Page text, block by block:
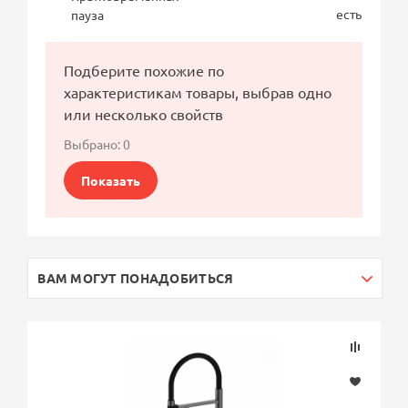
пауза
есть
Подберите похожие по
характеристикам товары, выбрав одно
или несколько свойств
Выбрано:0
Показать
ВАМ МОГУТ ПОНАДОБИТЬСЯ